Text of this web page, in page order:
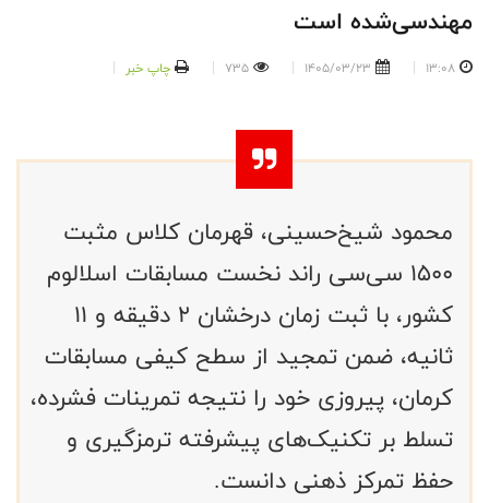
مهندسی‌شده است
13:08
1405/03/23
735 چاپ خبر
محمود شیخ‌حسینی، قهرمان کلاس مثبت
۱۵۰۰ سی‌سی راند نخست مسابقات اسلالوم
کشور، با ثبت زمان درخشان ۲ دقیقه و ۱۱
ثانیه، ضمن تمجید از سطح کیفی مسابقات
کرمان، پیروزی خود را نتیجه تمرینات فشرده،
تسلط بر تکنیک‌های پیشرفته ترمزگیری و
حفظ تمرکز ذهنی دانست.